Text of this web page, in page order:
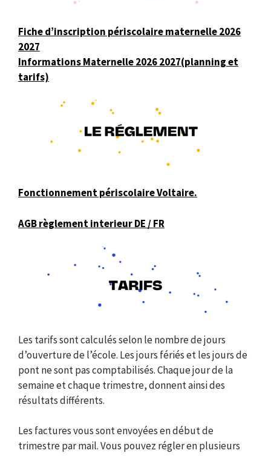
Fiche d’inscription périscolaire maternelle 2026
2027
Informations Maternelle 2026 2027(planning et
tarifs)
Fonctionnement périscolaire Voltaire.
AGB règlement interieur DE / FR
Les tarifs sont calculés selon le nombre de jours
d’ouverture de l’école. Les jours fériés et les jours de
pont ne sont pas comptabilisés. Chaque jour de la
semaine et chaque trimestre, donnent ainsi des
résultats différents.
Les factures vous sont envoyées en début de
trimestre par mail. Vous pouvez régler en plusieurs